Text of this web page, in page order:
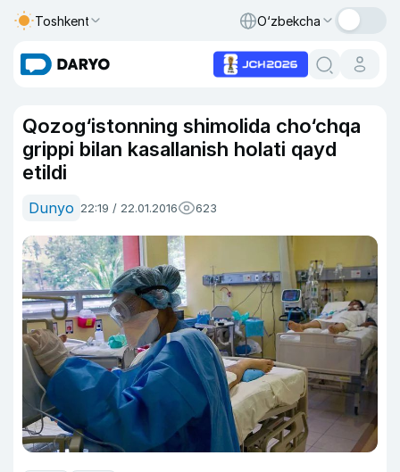
Toshkent O‘zbekcha
Qozog‘istonning shimolida cho‘chqa
grippi bilan kasallanish holati qayd
etildi
Dunyo 22:19 / 22.01.2016 623